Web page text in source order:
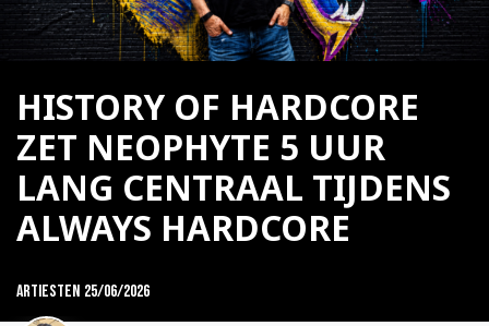
HISTORY OF HARDCORE
ZET NEOPHYTE 5 UUR
LANG CENTRAAL TIJDENS
ALWAYS HARDCORE
Artiesten 25/06/2026